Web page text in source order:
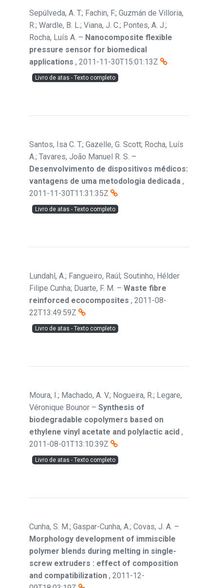
Sepúlveda, A. T.; Fachin, F.; Guzmán de Villoria,
R.; Wardle, B. L.; Viana, J. C.; Pontes, A. J.;
Rocha, Luís A. – Nanocomposite flexible
pressure sensor for biomedical
applications , 2011-11-30T15:01:13Z
Livro de atas - Texto completo
Santos, Isa C. T.; Gazelle, G. Scott; Rocha, Luís
A.; Tavares, João Manuel R. S. –
Desenvolvimento de dispositivos médicos:
vantagens de uma metodologia dedicada ,
2011-11-30T11:31:35Z
Livro de atas - Texto completo
Lundahl, A.; Fangueiro, Raúl; Soutinho, Hélder
Filipe Cunha; Duarte, F. M. – Waste fibre
reinforced ecocomposites , 2011-08-
22T13:49:59Z
Livro de atas - Texto completo
Moura, I.; Machado, A. V.; Nogueira, R.; Legare,
Véronique Bounor – Synthesis of
biodegradable copolymers based on
ethylene vinyl acetate and polylactic acid ,
2011-08-01T13:10:39Z
Livro de atas - Texto completo
Cunha, S. M.; Gaspar-Cunha, A.; Covas, J. A. –
Morphology development of immiscible
polymer blends during melting in single-
screw extruders : effect of composition
and compatibilization , 2011-12-